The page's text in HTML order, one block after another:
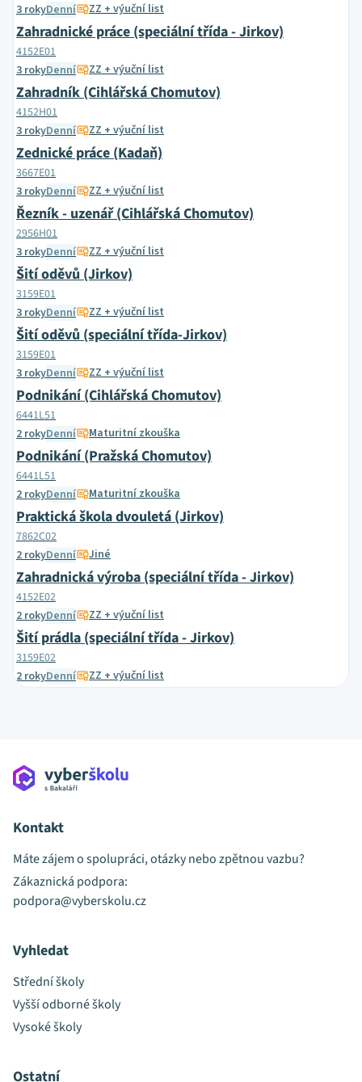
3 rokyDenní ZZ + výuční list
Zahradnické práce (speciální třída - Jirkov)
4152E01
3 rokyDenní ZZ + výuční list
Zahradník (Cihlářská Chomutov)
4152H01
3 rokyDenní ZZ + výuční list
Zednické práce (Kadaň)
3667E01
3 rokyDenní ZZ + výuční list
Řezník - uzenář (Cihlářská Chomutov)
2956H01
3 rokyDenní ZZ + výuční list
Šití oděvů (Jirkov)
3159E01
3 rokyDenní ZZ + výuční list
Šití oděvů (speciální třída-Jirkov)
3159E01
3 rokyDenní ZZ + výuční list
Podnikání (Cihlářská Chomutov)
6441L51
2 rokyDenní Maturitní zkouška
Podnikání (Pražská Chomutov)
6441L51
2 rokyDenní Maturitní zkouška
Praktická škola dvouletá (Jirkov)
7862C02
2 rokyDenní Jiné
Zahradnická výroba (speciální třída - Jirkov)
4152E02
2 rokyDenní ZZ + výuční list
Šití prádla (speciální třída - Jirkov)
3159E02
2 rokyDenní ZZ + výuční list
Kontakt
Máte zájem o spolupráci, otázky nebo zpětnou vazbu?
Zákaznická podpora:
podpora@vyberskolu.cz
Vyhledat
Střední školy
Vyšší odborné školy
Vysoké školy
Ostatní